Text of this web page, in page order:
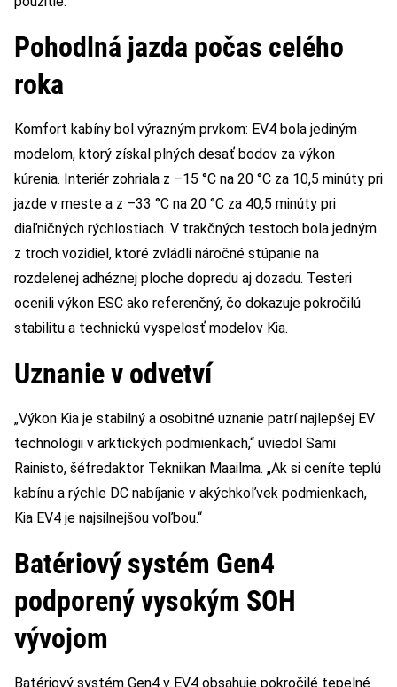
Pohodlná jazda počas celého
roka
Komfort kabíny bol výrazným prvkom: EV4 bola jediným
modelom, ktorý získal plných desať bodov za výkon
kúrenia. Interiér zohriala z –15 °C na 20 °C za 10,5 minúty pri
jazde v meste a z –33 °C na 20 °C za 40,5 minúty pri
diaľničných rýchlostiach. V trakčných testoch bola jedným
z troch vozidiel, ktoré zvládli náročné stúpanie na
rozdelenej adhéznej ploche dopredu aj dozadu. Testeri
ocenili výkon ESC ako referenčný, čo dokazuje pokročilú
stabilitu a technickú vyspelosť modelov Kia.
Uznanie v odvetví
„Výkon Kia je stabilný a osobitné uznanie patrí najlepšej EV
technológii v arktických podmienkach,“ uviedol Sami
Rainisto, šéfredaktor Tekniikan Maailma. „Ak si ceníte teplú
kabínu a rýchle DC nabíjanie v akýchkoľvek podmienkach,
Kia EV4 je najsilnejšou voľbou.“
Batériový systém Gen4
podporený vysokým SOH
vývojom
Batériový systém Gen4 v EV4 obsahuje pokročilé tepelné